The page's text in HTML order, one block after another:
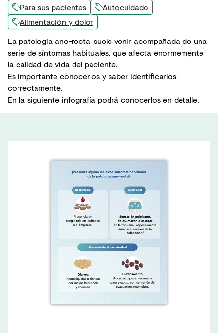
Para sus pacientes
Autocuidado
Alimentación y dolor
La patología ano-rectal suele venir acompañada de una
serie de síntomas habituales, que afecta enormemente
la calidad de vida del paciente.
Es importante conocerlos y saber identificarlos
correctamente.
En la siguiente infografía podrá conocerlos en detalle.